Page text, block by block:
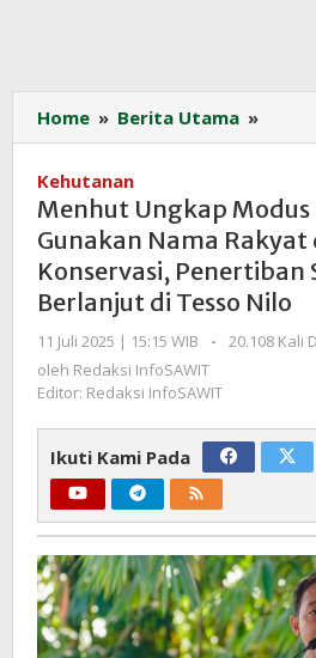
Home » Berita Utama »
Nama
di
Ilegal
Nilo
Kehutanan
Menhut Ungkap
Gunakan Nama Rakyat
Konservasi, Penertiban
Berlanjut di Tesso Nilo
11 Juli 2025 | 15:15 WIB
oleh
Redaksi
InfoSAWIT
-
20.108 Kali
oleh Redaksi InfoSAWIT
Editor: Redaksi InfoSAWIT
Ikuti Kami Pada